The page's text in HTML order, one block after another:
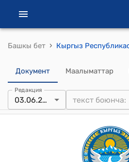
Башкы бет ›
Документ Маалыматтар
Редакция
03.06.2026